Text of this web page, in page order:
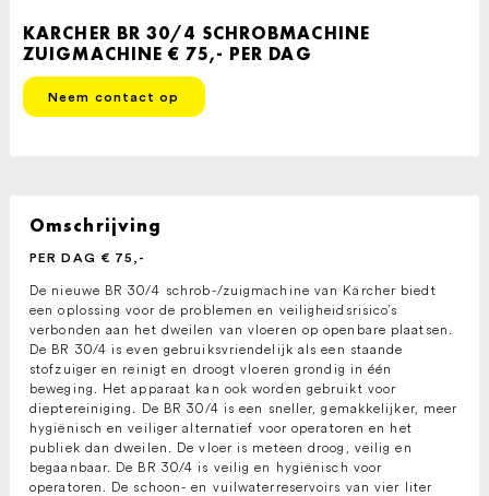
KARCHER BR 30/4 SCHROBMACHINE
ZUIGMACHINE € 75,- PER DAG
Neem contact op
Omschrijving
PER DAG € 75,-
De nieuwe BR 30/4 schrob-/zuigmachine van Kärcher biedt
een oplossing voor de problemen en veiligheidsrisico’s
verbonden aan het dweilen van vloeren op openbare plaatsen.
De BR 30/4 is even gebruiksvriendelijk als een staande
stofzuiger en reinigt en droogt vloeren grondig in één
beweging. Het apparaat kan ook worden gebruikt voor
dieptereiniging. De BR 30/4 is een sneller, gemakkelijker, meer
hygiënisch en veiliger alternatief voor operatoren en het
publiek dan dweilen. De vloer is meteen droog, veilig en
begaanbaar. De BR 30/4 is veilig en hygiënisch voor
operatoren. De schoon- en vuilwaterreservoirs van vier liter